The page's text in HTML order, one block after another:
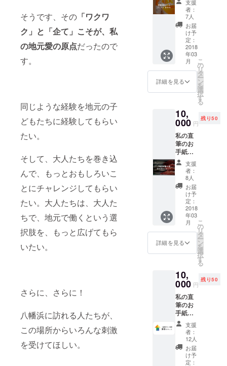
そうです、その 「ワクワ
ク」と「企て」こそが、私
の地元愛の原点だったので
す。
同じような経験を地元の子
どもたちに経験してもらい
たい。
そして、大人たちを巻き込
んで、もっとおもしろいこ
とにチャレンジしてもらい
たい。大人たちは、大人た
ちで、地元で働くという選
択肢を、もっと広げてもら
いたい。
さらに、さらに！
八幡浜に訪れる人たちが、
この場所からいろんな刺激
を受けてほしい。
しま
す。 私
の実家
がつく
る愛媛
県八幡
浜産み
かん
ジュー
ス「き
わみ」
の２本
をお送
りしま
す。
水・砂
糖を一
滴も加
えず、
「みか
んをま
るごと
搾った
果汁」
と「果
肉だけ
を搾っ
た果
汁」を
いま
す。
（参
考）
http://w
ww.kiw
ami-
mikan.n
et/bran
d_detail
.html
支援
者：
7人
お届
け予
定：
2018
年03
月
詳細を見る
こ
の
リ
タ
ー
ン
を
選
択
す
る
10,
000 円
残り50
私の直
筆のお
手紙を
お送り
しま
す。 八
幡浜市
場で捕
れたて
の鮮魚
を直送
しま
す。魚
種は指
定でき
ません
ろいろ
な魚が
詰め合
わせた
ものに
なりま
す。
（参
考）
http://w
ww.yaw
ataham
支援
者：
8人
お届
け予
定：
2018
年03
月
詳細を見る
こ
の
リ
タ
ー
ン
を
選
択
す
る
10,
000 円
残り50
私の直
筆のお
手紙を
お送り
しま
す。 コ
ダテル
をゲス
トとし
支援
者：
12人
お届
け予
定：